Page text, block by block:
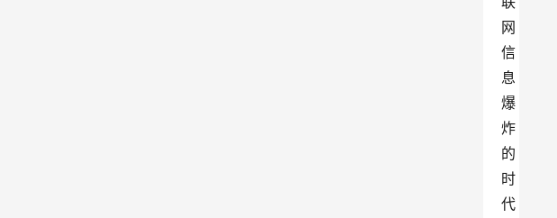
网
信
息
爆
炸
的
时
代